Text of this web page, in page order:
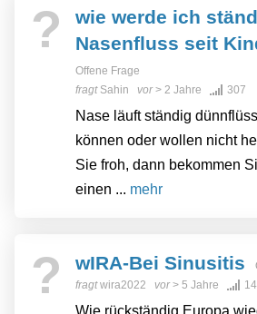
?
wie werde ich
Nasenfluss seit
Offene Frage
fragt Sahin vor> 2 Jahre 307
Nase läuft ständig
können oder wollen nicht
Sie froh, dann bekommen
einen ... mehr
? wIRA-Bei Sinusitis
fragtwira2022 vor> 5 Jahre